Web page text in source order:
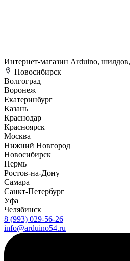
Интернет-магазин Arduino,
Новосибирск
Волгоград
Воронеж
Екатеринбург
Казань
Краснодар
Красноярск
Москва
Нижний Новгород
Новосибирск
Пермь
Ростов-на-Дону
Самара
Санкт-Петербург
Уфа
Челябинск
8 (993) 029-56-26
info@arduino54.ru